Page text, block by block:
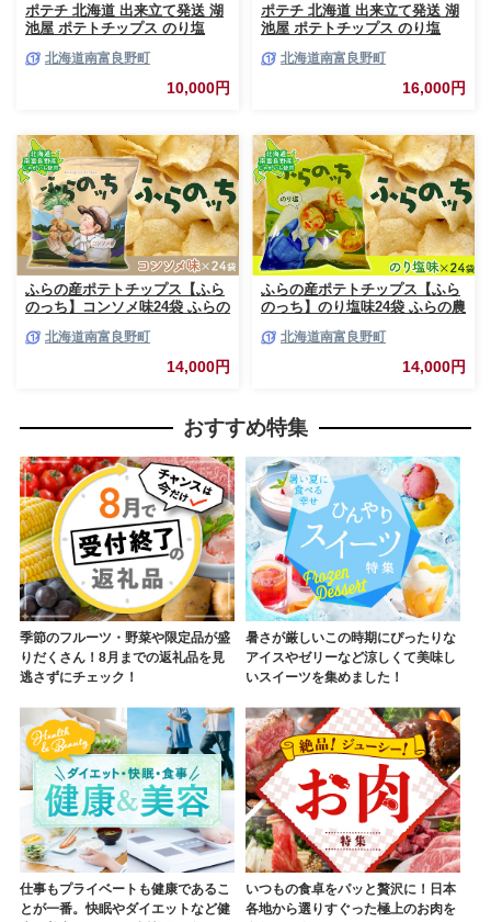
ポテチ 北海道 出来立て発送 湖
池屋 ポテトチップス のり塩
じゃがいも スナック スナック
菓子 ポテトチップ チップス ポ
テト 芋 菓子 お菓子 おやつ 大
ヤ 富良野
北海道南富良野町
10,000円
ポテチ 北海道 出来立て発送 湖
池屋 ポテトチップス のり塩
じゃがいも スナック スナック
菓子 ポテトチップ チップス ポ
テト 芋 菓子 お菓子 おやつ 大
ヤ 富良野
北海道南富良野町
16,000円
ふらの産ポテトチップス【ふら
のっち】コンソメ味24袋 ふらの
ガイモ コンソメ 芋 菓子 スナッ
ク じゃがいも お菓子 ポテチ 1
北海道南富良野町
14,000円
ふらの産ポテトチップス【ふら
のっち】のり塩味24袋 ふらの農
イモ のり塩 芋 菓子 スナック
じゃがいも お菓子 ポテチ 1箱
北海道南富良野町
14,000円
おすすめ特集
季節のフルーツ・野菜や限定品が盛
りだくさん！8月までの返礼品を見
逃さずにチェック！
暑さが厳しいこの時期にぴったりな
アイスやゼリーなど涼しくて美味し
いスイーツを集めました！
仕事もプライベートも健康であるこ
とが一番。快眠やダイエットなど健
いつもの食卓をパッと贅沢に！日本
各地から選りすぐった極上のお肉を